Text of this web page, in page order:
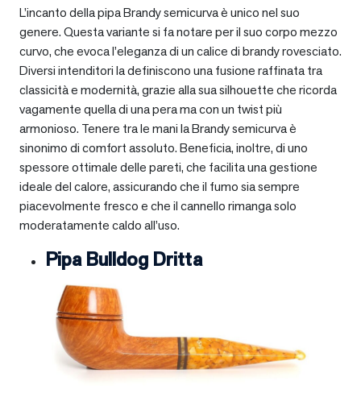
L’incanto della pipa Brandy semicurva è unico nel suo
genere. Questa variante si fa notare per il suo corpo mezzo
curvo, che evoca l’eleganza di un calice di brandy rovesciato.
Diversi intenditori la definiscono una fusione raffinata tra
classicità e modernità, grazie alla sua silhouette che ricorda
vagamente quella di una pera ma con un twist più
armonioso. Tenere tra le mani la Brandy semicurva è
sinonimo di comfort assoluto. Beneficia, inoltre, di uno
spessore ottimale delle pareti, che facilita una gestione
ideale del calore, assicurando che il fumo sia sempre
piacevolmente fresco e che il cannello rimanga solo
moderatamente caldo all’uso.
Pipa Bulldog Dritta